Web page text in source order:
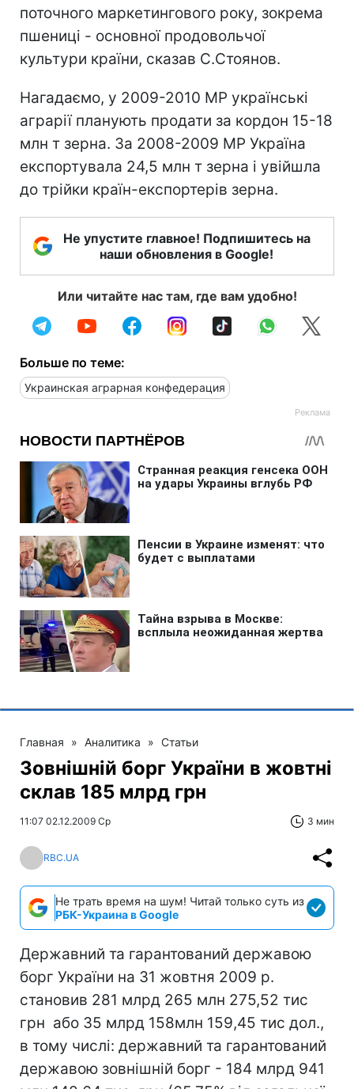
поточного маркетингового року, зокрема
пшениці - основної продовольчої
культури країни, сказав С.Стоянов.
Нагадаємо, у 2009-2010 МР українські
аграрії планують продати за кордон 15-18
млн т зерна. За 2008-2009 МР Україна
експортувала 24,5 млн т зерна і увійшла
до трійки країн-експортерів зерна.
Не упустите главное! Подпишитесь на
наши обновления в Google!
Или читайте нас там, где вам удобно!
Больше по теме:
Украинская аграрная конфедерация
Главная » Аналитика » Статьи
Зовнішній борг України в жовтні
склав 185 млрд грн
11:07 02.12.2009 Ср 3 мин
RBC.UA
Не трать время на шум! Читай только суть из
РБК-Украина в Google
Державний та гарантований державою
борг України на 31 жовтня 2009 р.
становив 281 млрд 265 млн 275,52 тис
грн або 35 млрд 158млн 159,45 тис дол.,
в тому числі: державний та гарантований
державою зовнішній борг - 184 млрд 941